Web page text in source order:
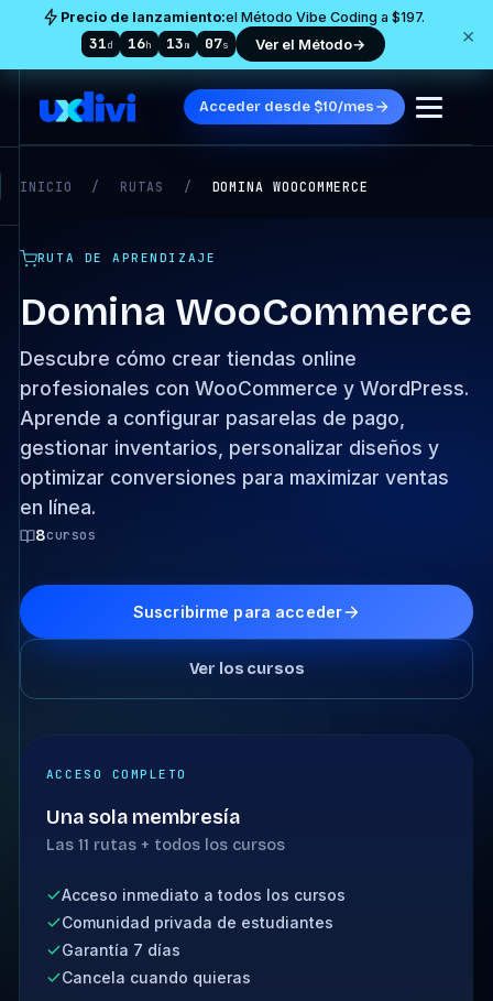
Precio de lanzamiento:el Método Vibe Coding a $197.
31d 16h 13m 05s Ver el Método→ ×
Acceder desde $10/mes
INICIO / RUTAS / DOMINA WOOCOMMERCE
RUTA DE APRENDIZAJE
Domina WooCommerce
Descubre cómo crear tiendas online
profesionales con WooCommerce y WordPress.
Aprende a configurar pasarelas de pago,
gestionar inventarios, personalizar diseños y
optimizar conversiones para maximizar ventas
en línea.
8cursos
Suscribirme para acceder
Ver los cursos
ACCESO COMPLETO
Una sola membresía
Las 11 rutas + todos los cursos
Acceso inmediato a todos los cursos
Comunidad privada de estudiantes
Garantía 7 días
Cancela cuando quieras